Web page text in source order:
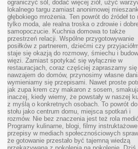
ograniczyć sól, dodać więcej ziół, użyć
lokalnego targu zamiast anonimowej
głębokiego mrożenia. Ten powrót do źródeł to
tylko moda, ale realna troska o zdrowie i
samopoczucie. Kuchnia domowa to także
przestrzeń relacji. Wspólne przygotowywanie
posiłków z partnerem, dziećmi czy
staje się okazją do rozmowy, śmiechu i
więzi. Zamiast spotykać się wyłącznie w
restauracjach, coraz częściej zapraszamy się
nawzajem do domów, przynosimy własne
wymieniamy się przepisami. Nawet proste
jak zupa krem czy makaron z sosem,
inaczej, kiedy wiemy, że powstały w naszej
z myślą o konkretnych osobach. To powrót
stołu jako centrum domu, miejsca spotkań i
rozmów. Nie bez znaczenia jest też rola
Programy kulinarne, blogi, filmy
przepisy w mediach społecznościowych
że gotowanie przestało być tajemną wiedzą